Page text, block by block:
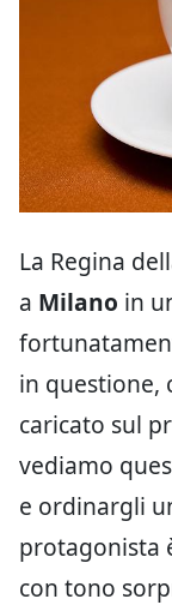
La Regina
a Milano in
in questione,
caricato sul
vediamo
e ordinargli
protagonista
con tono